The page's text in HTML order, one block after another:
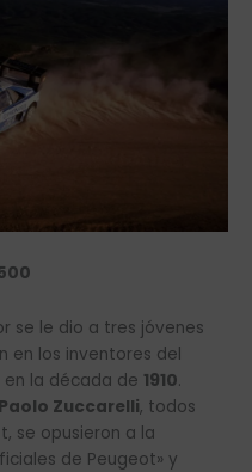
se le dio a tres jóvenes
en los inventores del
la década de 1910.
Zuccarelli, todos
t, se opusieron a la
de Peugeot» y